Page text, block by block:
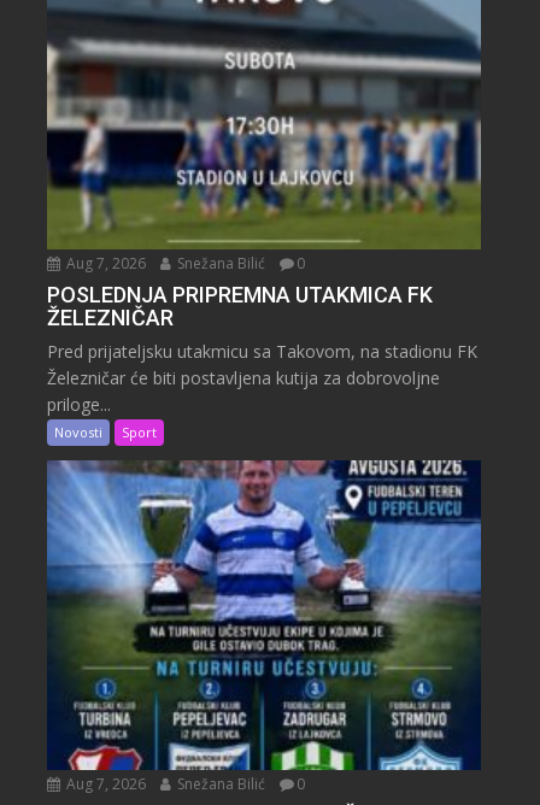
Aug 7, 2026 Snežana Bilić 0
POSLEDNJA PRIPREMNA UTAKMICA FK
ŽELEZNIČAR
Pred prijateljsku utakmicu sa Takovom, na stadionu FK
Železničar će biti postavljena kutija za dobrovoljne
priloge...
Novosti Sport
Aug 7, 2026 Snežana Bilić 0